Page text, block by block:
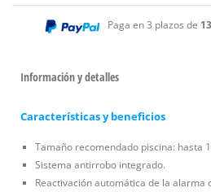
Paga en 3 plazos de
Información y detalles
Características y beneficios
Tamaño recomendado piscina: hasta
Sistema antirrobo integrado.
Reactivación automática de la alarma